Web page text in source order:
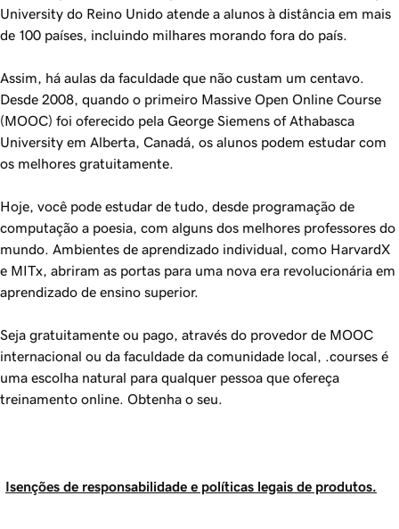
University do Reino Unido atende a alunos à distância em mais
de 100 países, incluindo milhares morando fora do país.
Assim, há aulas da faculdade que não custam um centavo.
Desde 2008, quando o primeiro Massive Open Online Course
(MOOC) foi oferecido pela George Siemens of Athabasca
University em Alberta, Canadá, os alunos podem estudar com
os melhores gratuitamente.
Hoje, você pode estudar de tudo, desde programação de
computação a poesia, com alguns dos melhores professores do
mundo. Ambientes de aprendizado individual, como HarvardX
e MITx, abriram as portas para uma nova era revolucionária em
aprendizado de ensino superior.
Seja gratuitamente ou pago, através do provedor de MOOC
internacional ou da faculdade da comunidade local, .courses é
uma escolha natural para qualquer pessoa que ofereça
treinamento online. Obtenha o seu.
Isenções de responsabilidade e políticas legais de produtos.